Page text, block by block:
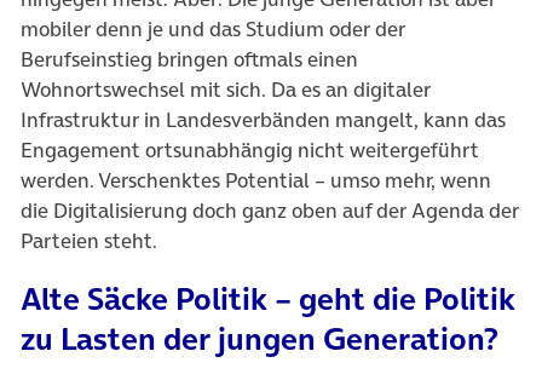
mobiler denn je und das Studium oder der
Berufseinstieg bringen oftmals einen
Wohnortswechsel mit sich. Da es an digitaler
Infrastruktur in Landesverbänden mangelt, kann das
Engagement ortsunabhängig nicht weitergeführt
werden. Verschenktes Potential – umso mehr, wenn
die Digitalisierung doch ganz oben auf der Agenda der
Parteien steht.
Alte Säcke Politik – geht die Politik
zu Lasten der jungen Generation?